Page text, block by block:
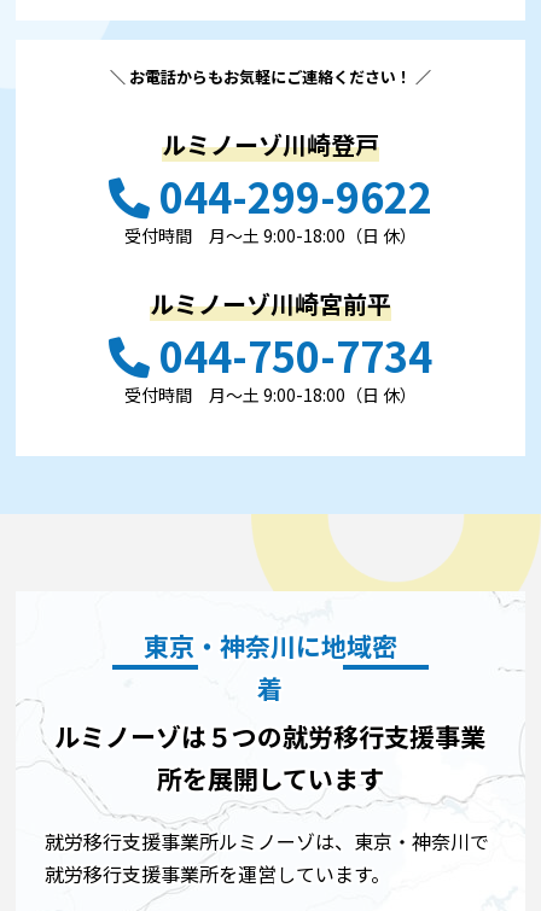
＼ お電話からもお気軽にご連絡ください！ ／
ルミノーゾ川崎登戸
044-299-9622
受付時間 ⽉〜⼟ 9:00-18:00（日 休）
ルミノーゾ川崎宮前平
044-750-7734
受付時間 ⽉〜⼟ 9:00-18:00（日 休）
東京・神奈川に地域密
着
ルミノーゾは５つの就労移行支援事業
所を展開しています
就労移行支援事業所ルミノーゾは、東京・神奈川で
就労移行支援事業所を運営しています。